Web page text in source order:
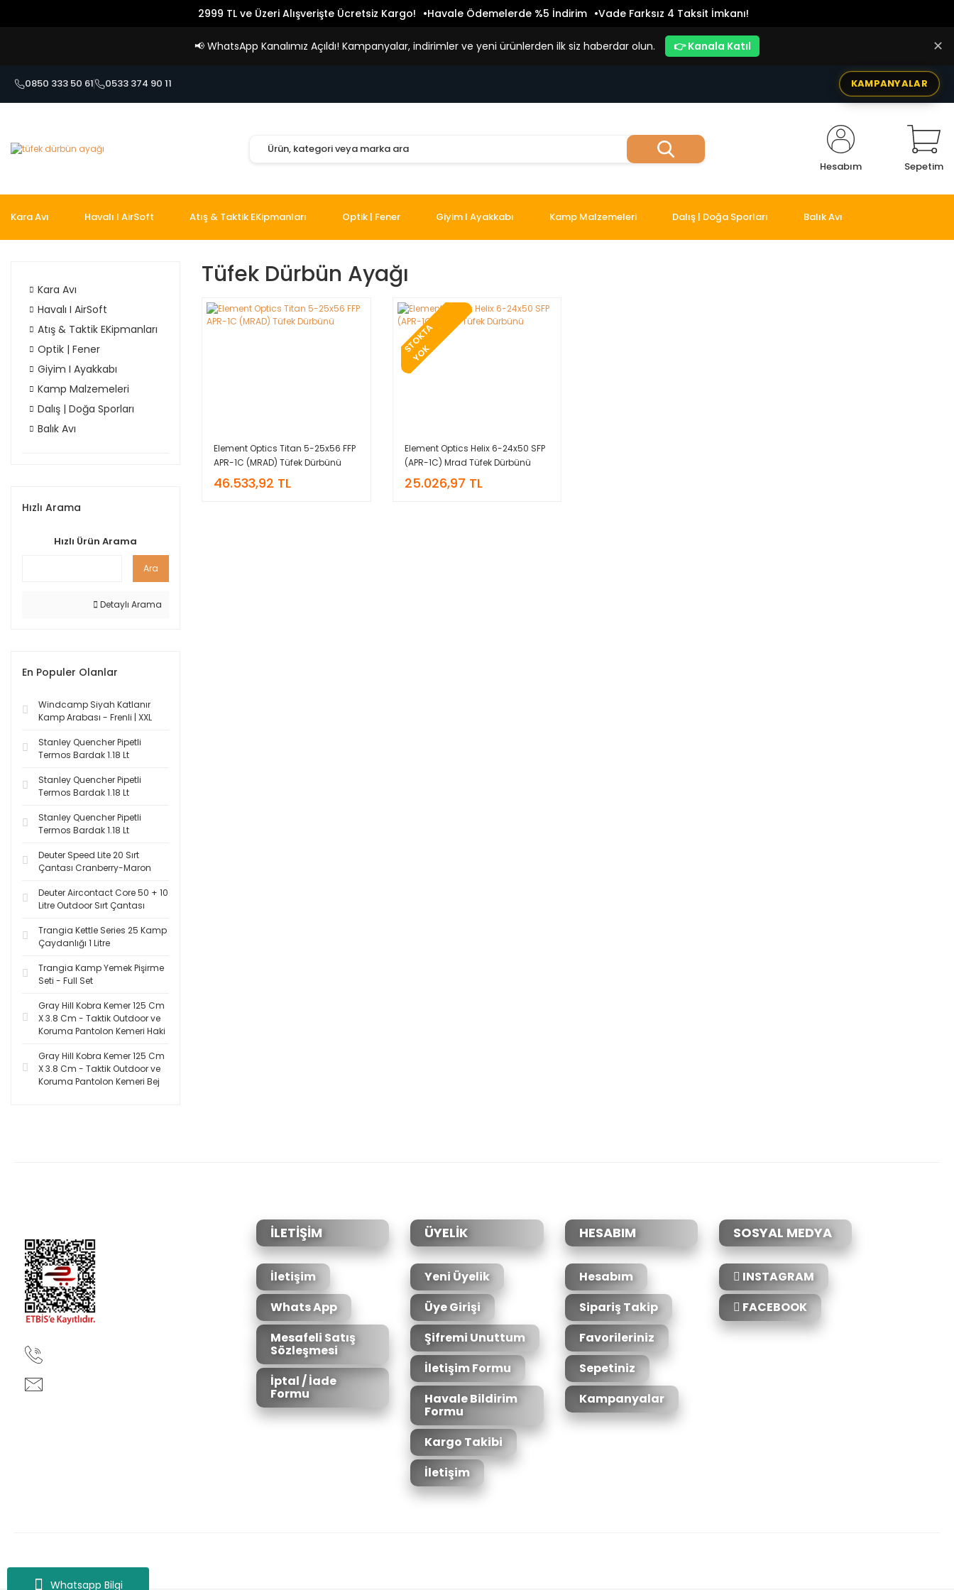
Whatsapp Bilgi
2999 TL ve Üzeri Alışverişte Ücretsiz Kargo! Havale Ödemelerde %5 İndirim Vade Farksız 4 Taksit İmkanı!
📢 WhatsApp Kanalımız Açıldı! Kampanyalar, indirimler ve yeni ürünlerden ilk siz haberdar olun. 👉 Kanala Katıl ✕
0850 333 50 61 0533 374 90 11 KAMPANYALAR
Hesabım Sepetim
Kara Avı Havalı I AirSoft Atış & Taktik EKipmanları Optik | Fener Giyim I Ayakkabı Kamp Malzemeleri Dalış | Doğa Sporları Balık Avı
Kara Avı
Havalı I AirSoft
Atış & Taktik EKipmanları
Optik | Fener
Giyim I Ayakkabı
Kamp Malzemeleri
Dalış | Doğa Sporları
Balık Avı
Hızlı Arama
Hızlı Ürün Arama
Ara
Detaylı Arama
En Populer Olanlar
Windcamp Siyah Katlanır
Kamp Arabası - Frenli | XXL
Stanley Quencher Pipetli
Termos Bardak 1.18 Lt
Stanley Quencher Pipetli
Termos Bardak 1.18 Lt
Stanley Quencher Pipetli
Termos Bardak 1.18 Lt
Deuter Speed Lite 20 Sırt
Çantası Cranberry-Maron
Deuter Aircontact Core 50 + 10
Litre Outdoor Sırt Çantası
Trangia Kettle Series 25 Kamp
Çaydanlığı 1 Litre
Trangia Kamp Yemek Pişirme
Seti - Full Set
Gray Hill Kobra Kemer 125 Cm
X 3.8 Cm - Taktik Outdoor ve
Koruma Pantolon Kemeri Haki
Gray Hill Kobra Kemer 125 Cm
X 3.8 Cm - Taktik Outdoor ve
Koruma Pantolon Kemeri Bej
Tüfek Dürbün Ayağı
Element Optics Titan 5-25x56 FFP
APR-1C (MRAD) Tüfek Dürbünü
46.533,92 TL
S
T
O
K
T
A
Y
O
K
Element Optics Helix 6-24x50 SFP
(APR-1C) Mrad Tüfek Dürbünü
25.026,97 TL
İLETİŞİM
İletişim
Whats App
Mesafeli Satış
Sözleşmesi
İptal / İade
Formu
ÜYELİK
Yeni Üyelik
Üye Girişi
Şifremi Unuttum
İletişim Formu
Havale Bildirim
Formu
Kargo Takibi
İletişim
HESABIM
Hesabım
Sipariş Takip
Favorileriniz
Sepetiniz
Kampanyalar
SOSYAL MEDYA
INSTAGRAM
FACEBOOK